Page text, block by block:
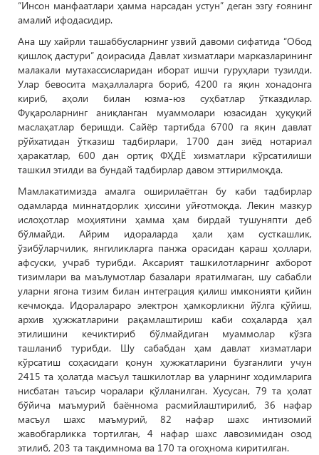
“Инсон манфаатлари ҳамма нарсадан устун” деган эзгу ғоянинг
амалий ифодасидир.
Ана шу хайрли ташаббусларнинг узвий давоми сифатида “Обод
қишлоқ дастури” доирасида Давлат хизматлари марказларининг
малакали мутахассисларидан иборат ишчи гуруҳлари тузилди.
Улар бевосита маҳаллаларга бориб, 4200 га яқин хонадонга
кириб, аҳоли билан юзма-юз суҳбатлар ўтказдилар.
Фуқароларнинг аниқланган муаммолари юзасидан ҳуқуқий
маслаҳатлар беришди. Сайёр тартибда 6700 га яқин давлат
рўйхатидан ўтказиш тадбирлари, 1700 дан зиёд нотариал
ҳаракатлар, 600 дан ортиқ ФҲДЁ хизматлари кўрсатилиши
ташкил этилди ва бундай тадбирлар давом эттирилмоқда.
Мамлакатимизда амалга оширилаётган бу каби тадбирлар
одамларда миннатдорлик ҳиссини уйғотмоқда. Лекин мазкур
ислоҳотлар моҳиятини ҳамма ҳам бирдай тушуняпти деб
бўлмайди. Айрим идораларда ҳали ҳам сусткашлик,
ўзибўларчилик, янгиликларга панжа орасидан қараш ҳоллари,
афсуски, учраб турибди. Аксарият ташкилотларнинг ахборот
тизимлари ва маълумотлар базалари яратилмаган, шу сабабли
уларни ягона тизим билан интеграция қилиш имконияти қийин
кечмоқда. Идоралараро электрон ҳамкорликни йўлга қўйиш,
архив ҳужжатларини рақамлаштириш каби соҳаларда ҳал
этилишини кечиктириб бўлмайдиган муаммолар кўзга
ташланиб турибди. Шу сабабдан ҳам давлат хизматлари
кўрсатиш соҳасидаги қонун ҳужжатларини бузганлиги учун
2415 та ҳолатда масъул ташкилотлар ва уларнинг ходимларига
нисбатан таъсир чоралари қўлланилган. Хусусан, 79 та ҳолат
бўйича маъмурий баённома расмийлаштирилиб, 36 нафар
масъул шахс маъмурий, 82 нафар шахс интизомий
жавобгарликка тортилган, 4 нафар шахс лавозимидан озод
этилиб, 203 та тақдимнома ва 170 та огоҳнома киритилган.